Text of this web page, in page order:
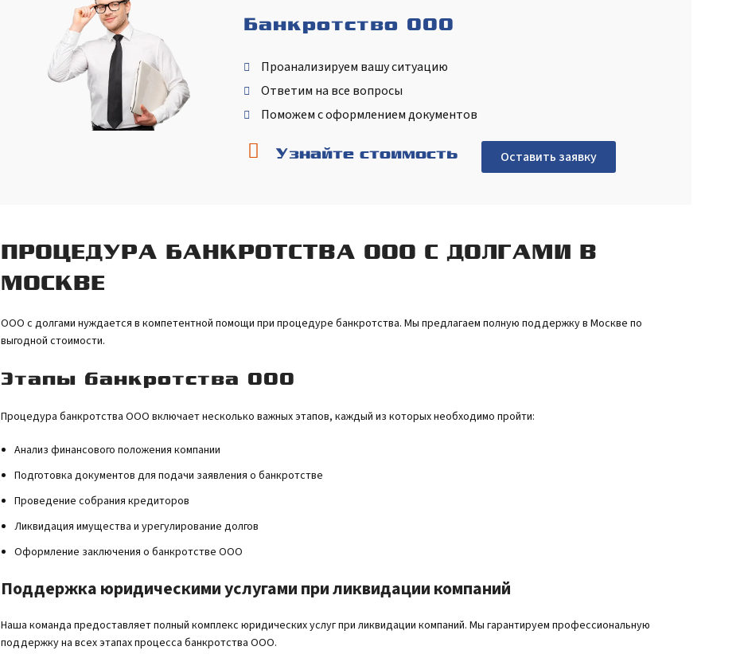
Банкротство ООО
Проанализируем вашу ситуацию
Ответим на все вопросы
Поможем с оформлением документов
Узнайте стоимость Оставить заявку
ПРОЦЕДУРА БАНКРОТСТВА ООО С ДОЛГАМИ В
МОСКВЕ
ООО с долгами нуждается в компетентной помощи при процедуре банкротства. Мы предлагаем полную поддержку в Москве по
выгодной стоимости.
Этапы банкротства ООО
Процедура банкротства ООО включает несколько важных этапов, каждый из которых необходимо пройти:
Анализ финансового положения компании
Подготовка документов для подачи заявления о банкротстве
Проведение собрания кредиторов
Ликвидация имущества и урегулирование долгов
Оформление заключения о банкротстве ООО
Поддержка юридическими услугами при ликвидации компаний
Наша команда предоставляет полный комплекс юридических услуг при ликвидации компаний. Мы гарантируем профессиональную
поддержку на всех этапах процесса банкротства ООО.